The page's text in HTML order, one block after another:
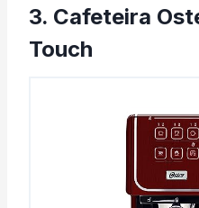
3. Cafeteira
Touch